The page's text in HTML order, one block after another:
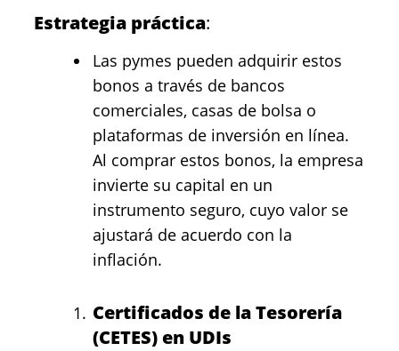
Estrategia práctica:
Las pymes pueden adquirir estos
bonos a través de bancos
comerciales, casas de bolsa o
plataformas de inversión en línea.
Al comprar estos bonos, la empresa
invierte su capital en un
instrumento seguro, cuyo valor se
ajustará de acuerdo con la
inflación.
Certificados de la Tesorería
(CETES) en UDIs